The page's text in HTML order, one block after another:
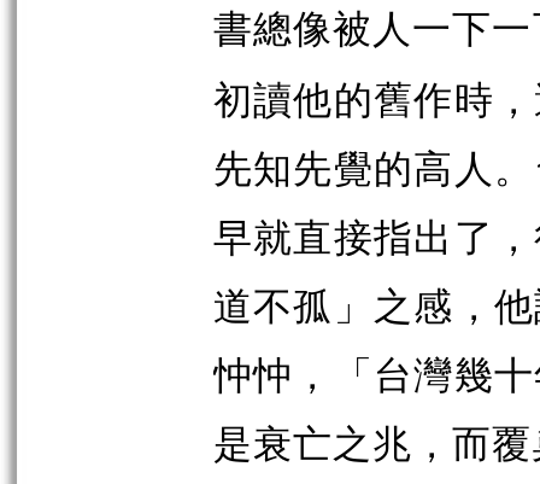
書總像被人一下
初讀他的舊作時
先知先覺的高人
早就直接指出了
道不孤」之感，
忡忡，「台灣幾
是衰亡之兆，而